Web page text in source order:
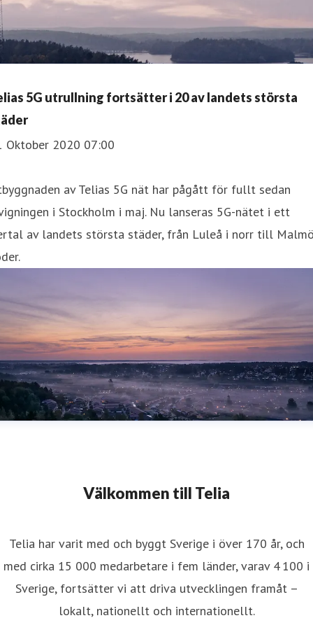
5G utrullning fortsätter i 20 av landets största
Oktober 2020 07:00
av Telias 5G nät har pågått för fullt sedan
i Stockholm i maj. Nu lanseras 5G-nätet i ett
av landets största städer, från Luleå i norr till
Välkommen till Telia
Telia har varit med och byggt Sverige i över 170 år, och
med cirka 15 000 medarbetare i fem länder, varav 4 100 i
Sverige, fortsätter vi att driva utvecklingen framåt –
lokalt, nationellt och internationellt.